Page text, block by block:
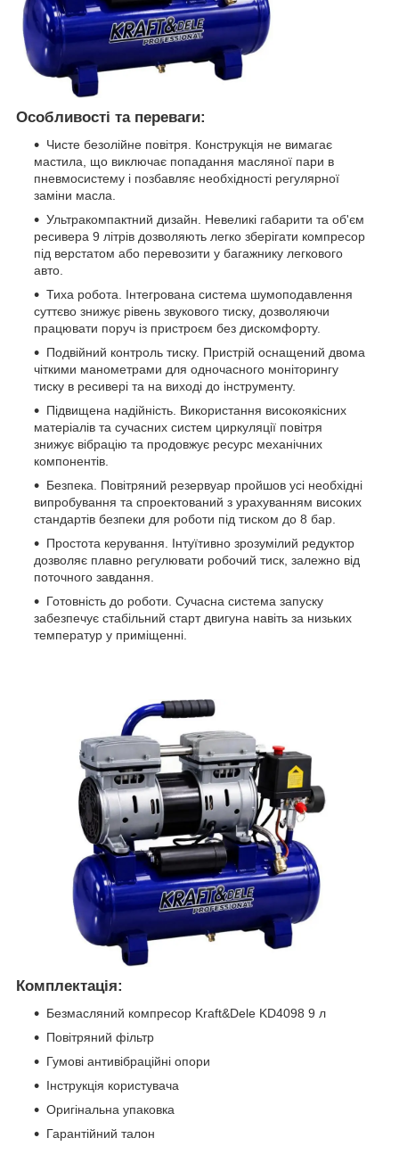
Особливості та переваги:
Чисте безолійне повітря. Конструкція не вимагає
мастила, що виключає попадання масляної пари в
пневмосистему і позбавляє необхідності регулярної
заміни масла.
Ультракомпактний дизайн. Невеликі габарити та об'єм
ресивера 9 літрів дозволяють легко зберігати компресор
під верстатом або перевозити у багажнику легкового
авто.
Тиха робота. Інтегрована система шумоподавлення
суттєво знижує рівень звукового тиску, дозволяючи
працювати поруч із пристроєм без дискомфорту.
Подвійний контроль тиску. Пристрій оснащений двома
чіткими манометрами для одночасного моніторингу
тиску в ресивері та на виході до інструменту.
Підвищена надійність. Використання високоякісних
матеріалів та сучасних систем циркуляції повітря
знижує вібрацію та продовжує ресурс механічних
компонентів.
Безпека. Повітряний резервуар пройшов усі необхідні
випробування та спроектований з урахуванням високих
стандартів безпеки для роботи під тиском до 8 бар.
Простота керування. Інтуїтивно зрозумілий редуктор
дозволяє плавно регулювати робочий тиск, залежно від
поточного завдання.
Готовність до роботи. Сучасна система запуску
забезпечує стабільний старт двигуна навіть за низьких
температур у приміщенні.
Комплектація:
Безмасляний компресор Kraft&Dele KD4098 9 л
Повітряний фільтр
Гумові антивібраційні опори
Інструкція користувача
Оригінальна упаковка
Гарантійний талон